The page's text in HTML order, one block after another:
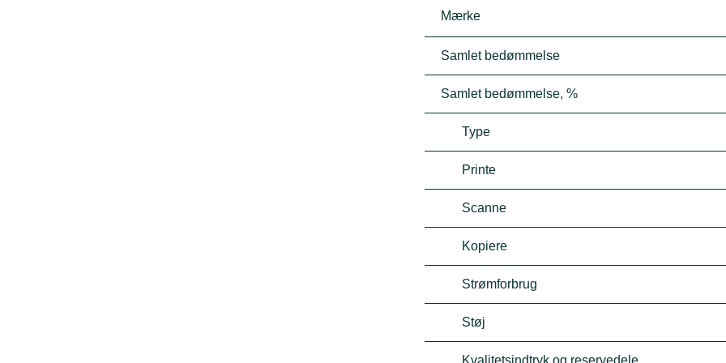
Mærke
Samlet bedømmelse
Samlet bedømmelse, %
Type
Printe
Scanne
Kopiere
Strømforbrug
Støj
Kvalitetsindtryk og reservedele